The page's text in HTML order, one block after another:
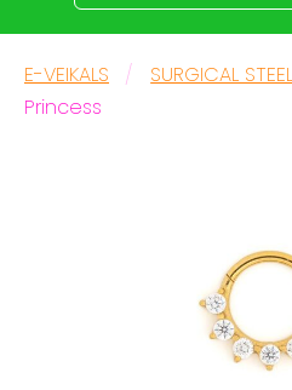
E-VEIKALS
SURGICAL
Princess